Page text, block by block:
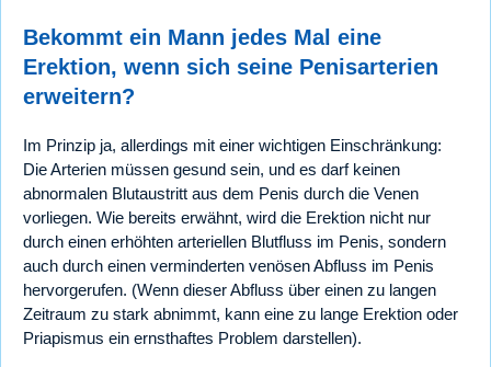
Bekommt ein Mann jedes Mal eine
Erektion, wenn sich seine Penisarterien
erweitern?
Im Prinzip ja, allerdings mit einer wichtigen Einschränkung:
Die Arterien müssen gesund sein, und es darf keinen
abnormalen Blutaustritt aus dem Penis durch die Venen
vorliegen. Wie bereits erwähnt, wird die Erektion nicht nur
durch einen erhöhten arteriellen Blutfluss im Penis, sondern
auch durch einen verminderten venösen Abfluss im Penis
hervorgerufen. (Wenn dieser Abfluss über einen zu langen
Zeitraum zu stark abnimmt, kann eine zu lange Erektion oder
Priapismus ein ernsthaftes Problem darstellen).